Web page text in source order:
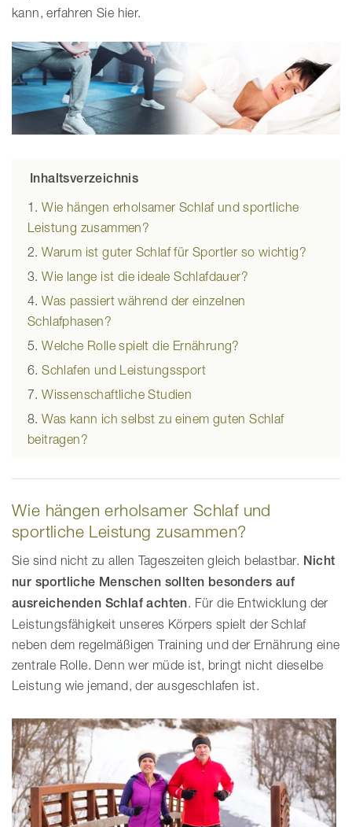
kann, erfahren Sie hier.
Inhaltsverzeichnis
Wie hängen erholsamer Schlaf und sportliche
Leistung zusammen?
Warum ist guter Schlaf für Sportler so wichtig?
Wie lange ist die ideale Schlafdauer?
Was passiert während der einzelnen
Schlafphasen?
Welche Rolle spielt die Ernährung?
Schlafen und Leistungssport
Wissenschaftliche Studien
Was kann ich selbst zu einem guten Schlaf
beitragen?
Wie hängen erholsamer Schlaf und
sportliche Leistung zusammen?
Sie sind nicht zu allen Tageszeiten gleich belastbar. Nicht
nur sportliche Menschen sollten besonders auf
ausreichenden Schlaf achten. Für die Entwicklung der
Leistungsfähigkeit unseres Körpers spielt der Schlaf
neben dem regelmäßigen Training und der Ernährung eine
zentrale Rolle. Denn wer müde ist, bringt nicht dieselbe
Leistung wie jemand, der ausgeschlafen ist.